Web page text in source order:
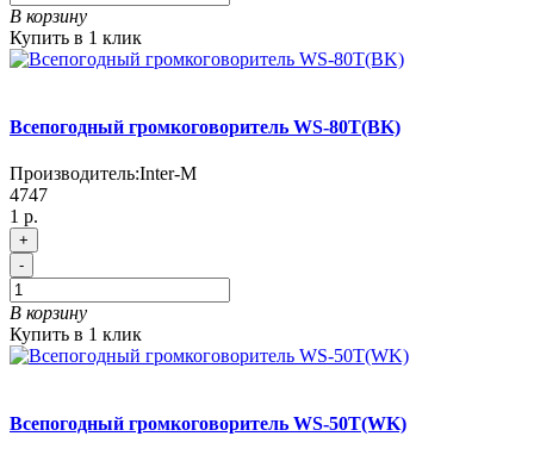
В корзину
Купить в 1 клик
Всепогодный громкоговоритель WS-80T(BK)
Производитель:Inter-M
4747
1 р.
+
-
В корзину
Купить в 1 клик
Всепогодный громкоговоритель WS-50T(WK)